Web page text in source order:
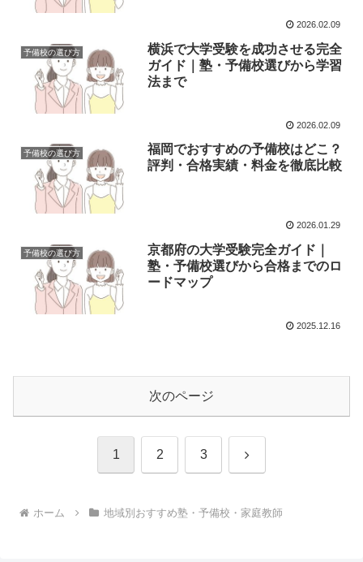
2026.02.09
予備校の選び方
横浜で大学受験を成功させる完全
ガイド｜塾・予備校選びから学習
法まで
2026.02.09
予備校の選び方
福岡でおすすめの予備校はどこ？
評判・合格実績・料金を徹底比較
2026.01.29
予備校の選び方
京都府の大学受験完全ガイド｜
塾・予備校選びから合格までのロ
ードマップ
2025.12.16
次のページ
1 2 3 次
ホーム 地域別おすすめ塾・予備校・家庭教師